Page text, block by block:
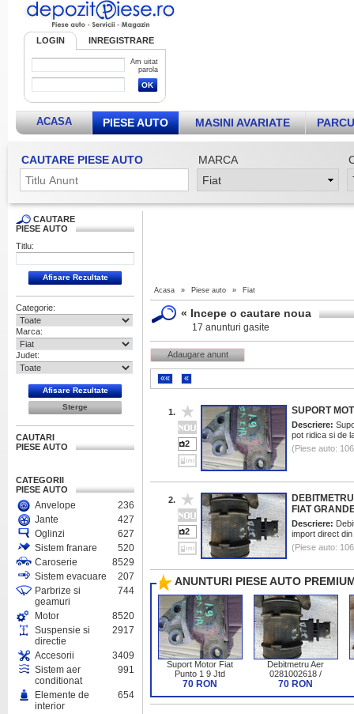
LOGIN INREGISTRARE
Am uitat
parola
ACASA PIESE AUTO MASINI AVARIATE
CAUTARE PIESE AUTO MARCA
CAUTARE
PIESE AUTO
Titlu:
Categorie:
Marca:
Judet:
CAUTARI
PIESE AUTO
CATEGORII
PIESE AUTO
Anvelope
236
Jante
427
Oglinzi
627
Sistem franare
520
Caroserie
8529
Sistem evacuare
207
Parbrize si
geamuri
744
Motor
8520
Suspensie si
directie
2917
Accesorii
3409
Sistem aer
conditionat
991
Elemente de
interior
654
Acasa » Piese auto » Fiat
« Incepe o cautare noua
17 anunturi gasite
Adaugare anunt
«« «
1.
2
SUPORT
Descriere:
pot ridica si de
(Piese auto:
2.
2
FIAT
Descriere:
import direct
(Piese auto:
ANUNTURI PIESE AUTO
Suport Motor Fiat
Punto 1 9 Jtd
70 RON
Debitmetru Aer
0281002618 /
55350048 Fiat
70 RON